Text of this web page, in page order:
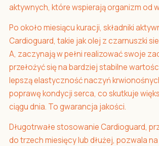
aktywnych, które wspierają organizm od
Po około miesiącu kuracji, składniki
Cardioguard, takie jak olej z czarnuszki
A, zaczynają w pełni realizować swoje
przełożyć się na bardziej stabilne
lepszą elastyczność naczyń
poprawę kondycji serca, co skutkuje
ciągu dnia. To gwarancja jakości.
Długotrwałe stosowanie Cardioguard,
do trzech miesięcy lub dłużej, pozwala